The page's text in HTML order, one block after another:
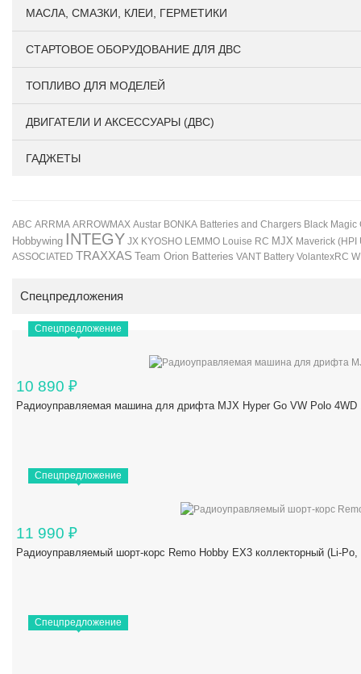
МАСЛА, СМАЗКИ, КЛЕИ, ГЕРМЕТИКИ
СТАРТОВОЕ ОБОРУДОВАНИЕ ДЛЯ ДВС
ТОПЛИВО ДЛЯ МОДЕЛЕЙ
ДВИГАТЕЛИ И АКСЕССУАРЫ (ДВС)
ГАДЖЕТЫ
ABC ARRMA ARROWMAX Austar BONKA Batteries and Chargers Black Magic
Hobbywing INTEGY JX KYOSHO LEMMO Louise RC MJX Maverick (HPI
ASSOCIATED TRAXXAS Team Orion Batteries VANT Battery VolantexRC
Спецпредложения
Спецпредложение
10 890 ₽
Радиоуправляемая машина для дрифта MJX Hyper Go VW Polo
Спецпредложение
11 990 ₽
Радиоуправляемый шорт-корс Remo Hobby EX3 коллекторный (Li-
Спецпредложение